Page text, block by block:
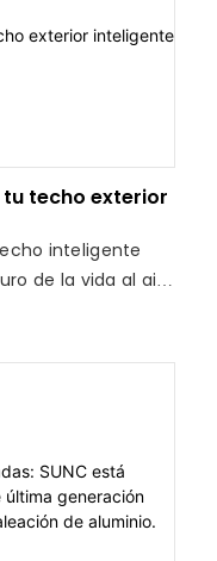
techo exterior
inteligente
de la vida al aire